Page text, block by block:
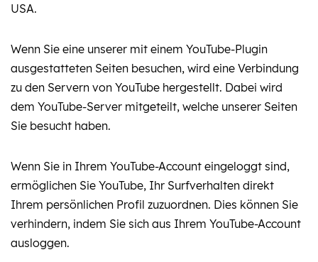
USA.
Wenn Sie eine unserer mit einem YouTube-Plugin
ausgestatteten Seiten besuchen, wird eine Verbindung
zu den Servern von YouTube hergestellt. Dabei wird
dem YouTube-Server mitgeteilt, welche unserer Seiten
Sie besucht haben.
Wenn Sie in Ihrem YouTube-Account eingeloggt sind,
ermöglichen Sie YouTube, Ihr Surfverhalten direkt
Ihrem persönlichen Profil zuzuordnen. Dies können Sie
verhindern, indem Sie sich aus Ihrem YouTube-Account
ausloggen.